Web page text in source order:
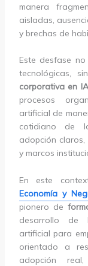
manera
aisladas,
y brechas de
Este desfase
tecnológicas,
corporativa en
procesos
artificial de
cotidiano de
adopción
y marcos
En este
Economía y
pionero de
desarrollo de
artificial para
orientado a
adopción